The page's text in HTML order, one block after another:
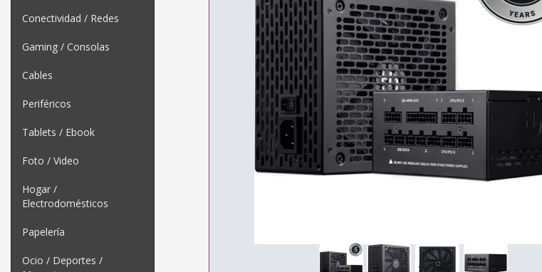
Conectividad / Redes
Gaming / Consolas
Cables
Periféricos
Tablets / Ebook
Foto / Video
Hogar /
Electrodomésticos
Papelería
Ocio / Deportes /